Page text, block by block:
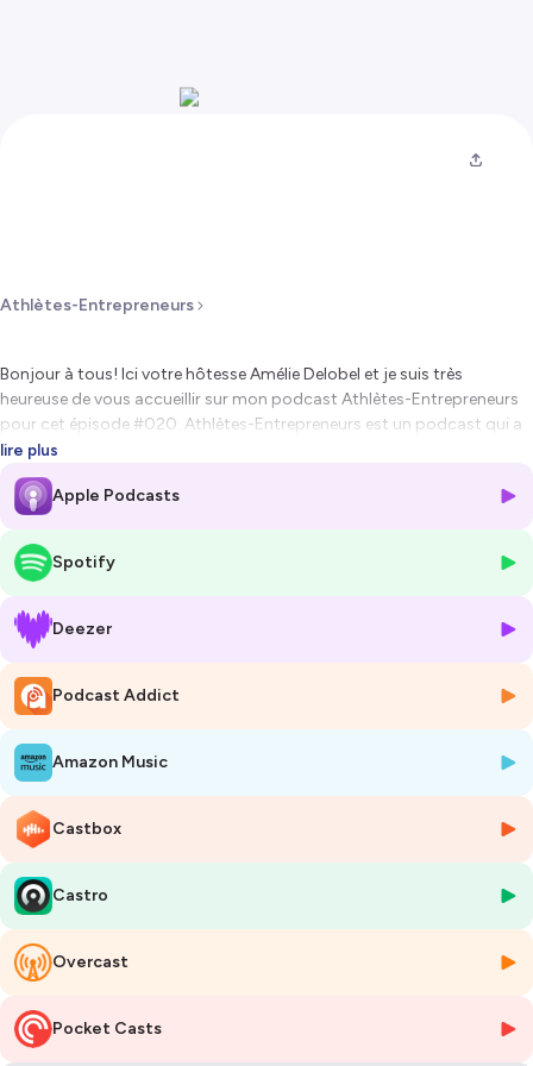
Athlètes-Entrepreneurs
Bonjour à tous! Ici votre hôtesse Amélie Delobel et je suis très
heureuse de vous accueillir sur mon podcast Athlètes-Entrepreneurs
pour cet épisode #020. Athlètes-Entrepreneurs est un podcast qui a
pour but de motiver les athlètes ou anciens athlètes qui souhaitent se
lancer en affaires .
de basket-ball du Rouge et Or ainsi que des défunts Kebs de Québec.
Issu d’une famille d’entrepreneurs, il ne faisait aucun doute qu’il serait
C’est ce qu’il a fait en 2009 en fondant Planica, un cabinet de services
financiers avec trois autres partenaires. En plus de son entreprise,
l’homme de 6 pieds et 4 pouces s’implique toujours avec l’Université
Je vous laisse maintenant à cette entrevue avec Charles Fortier a le
Les questions posées à Charles Fortier au cours de cette entrevue :
1-À quel âge as-tu commencé à jouer au basketball et quel a été ton
parcours?
2-As-tu des regrets en lien avec ta carrière? Ou tu étais prêt à passer à
une autre étapes lorsque tu as pris ta retraite?
3-Tu as lancé Planifica avec tes partenaires en 2009. D’où est venue
cette idée et comment s’est déroulé le processus?
lire plus
Apple Podcasts
Spotify
Deezer
Podcast Addict
Amazon Music
Castbox
Castro
Overcast
Pocket Casts